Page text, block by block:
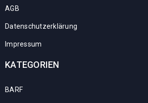
AGB
Datenschutzerklärung
Impressum
KATEGORIEN
BARF